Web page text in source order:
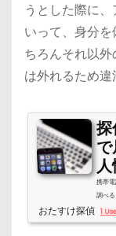
うとした際に
いって、身分
ちろんそれ以
は外れるため違
携帯
調べ
NSな
の発
おたすけ探偵 1